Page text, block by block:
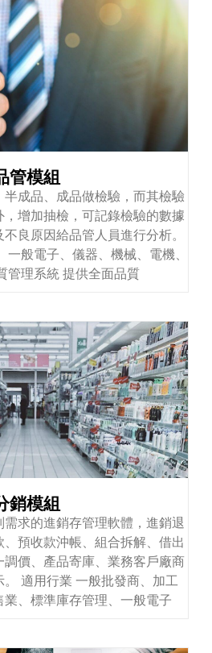
管模組
成品、成品做檢驗，而其檢驗
增加抽檢，可記錄檢驗的數據
良原因給品管人員進行分析。
一般電子、儀器、機械、電機、
管理系統 提供全面品質
銷模組
求的進銷存管理軟體，進銷退
預收款沖帳、組合拆解、借出
價、產品寄庫、業務客戶廠商
適用行業 一般批發商、加工
、標準庫存管理、一般電子